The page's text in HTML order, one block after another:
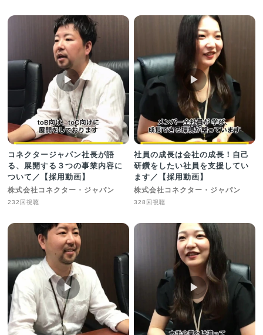
▶︎
コネクタージャパン社長が語
る、展開する３つの事業内容に
ついて／【採用動画】
株式会社コネクター・ジャパン
232回視聴
▶︎
社員の成長は会社の成長！自己
研鑽をしたい社員を支援してい
ます／【採用動画】
株式会社コネクター・ジャパン
328回視聴
▶︎ ▶︎